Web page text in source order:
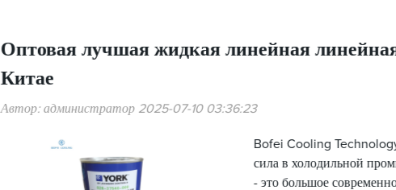
Оптовая лучшая жидкая линейная
Китае
Автор: администратор 2025-07-10 03:36:23
Bofei Cooling Technology
сила в холодильной
- это большое